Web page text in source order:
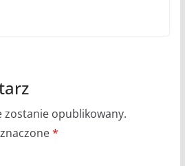
zostanie opublikowany.
*